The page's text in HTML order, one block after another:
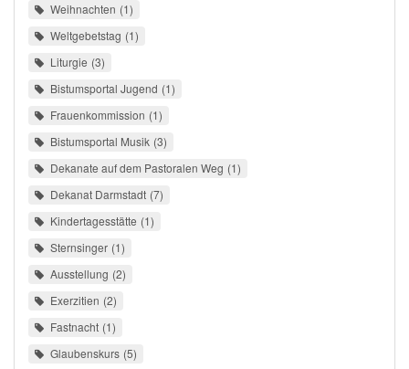
Weihnachten 1
Weltgebetstag 1
Liturgie 3
Bistumsportal Jugend 1
Frauenkommission 1
Bistumsportal Musik 3
Dekanate auf dem Pastoralen Weg 1
Dekanat Darmstadt 7
Kindertagesstätte 1
Sternsinger 1
Ausstellung 2
Exerzitien 2
Fastnacht 1
Glaubenskurs 5